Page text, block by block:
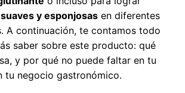
y esponjosas en diferentes
A continuación, te contamos todo
saber sobre este producto: qué
y por qué no puede faltar en tu
tu negocio gastronómico.